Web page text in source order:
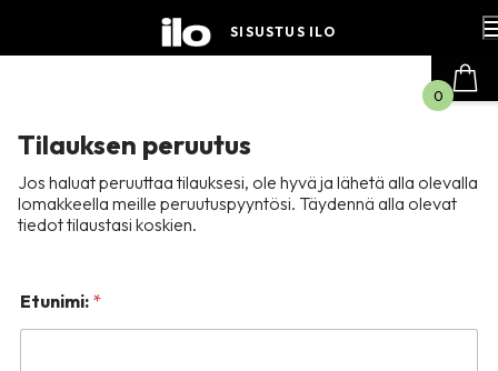
SISUSTUS ILO
Tilauksen peruutus
Jos haluat peruuttaa tilauksesi, ole hyvä ja lähetä alla olevalla
lomakkeella meille peruutuspyyntösi. Täydennä alla olevat
tiedot tilaustasi koskien.
K
o
Etunimi: *
0